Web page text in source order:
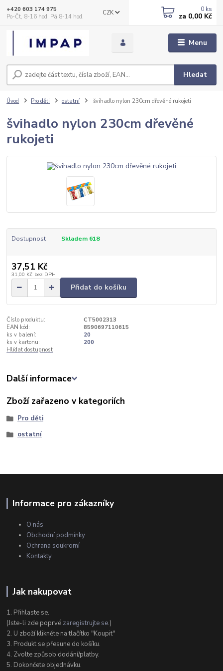
Menu
CZK
Hledat
+420 603 174 975
Po-Čt, 8-16 hod. Pá 8-14 hod.
0 ks
za 0,00 Kč
Úvod Pro děti ostatní švihadlo nylon 230cm dřevěné rukojeti
švihadlo nylon 230cm dřevěné
rukojeti
Dostupnost Skladem 618
37,51 Kč
31,00 Kč bez DPH
Přidat do košíku
Číslo produktu:
CT5002313
EAN kód:
8590697110615
ks v balení:
20
ks v kartonu:
200
Hlídat dostupnost
Další informace
Zboží zařazeno v kategoriích
Pro děti
ostatní
Informace pro zákazníky
O nás
Obchodní podmínky
Ochrana soukromí
Kontakty
Jak nakupovat
1. Přihlaste se.
(Jste-li zde poprvé zaregistrujte se.)
2. U zboží klikněte na tlačítko "Koupit"
3. Produkt se přesune do košíku.
4. Zvolte způsob dodání/platby.
5. Dokončete objednávku.